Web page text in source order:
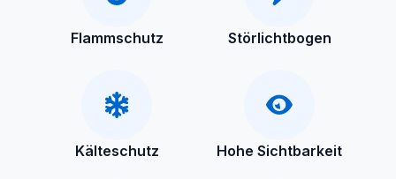
Flammschutz Störlichtbogen
Kälteschutz Hohe Sichtbarkeit